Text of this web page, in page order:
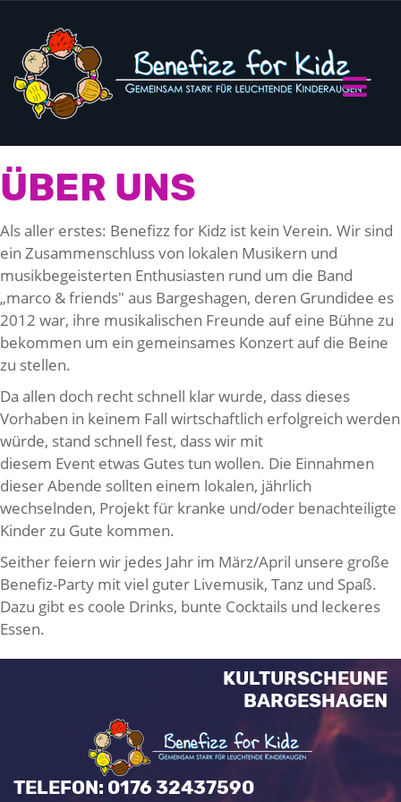
ÜBER UNS
Als aller erstes: Benefizz for Kidz ist kein Verein. Wir sind
ein Zusammenschluss von lokalen Musikern und
musikbegeisterten Enthusiasten rund um die Band
„marco & friends" aus Bargeshagen, deren Grundidee es
2012 war, ihre musikalischen Freunde auf eine Bühne zu
bekommen um ein gemeinsames Konzert auf die Beine
zu stellen.
Da allen doch recht schnell klar wurde, dass dieses
Vorhaben in keinem Fall wirtschaftlich erfolgreich werden
würde, stand schnell fest, dass wir mit
diesem Event etwas Gutes tun wollen. Die Einnahmen
dieser Abende sollten einem lokalen, jährlich
wechselnden, Projekt für kranke und/oder benachteiligte
Kinder zu Gute kommen.
Seither feiern wir jedes Jahr im März/April unsere große
Benefiz-Party mit viel guter Livemusik, Tanz und Spaß.
Dazu gibt es coole Drinks, bunte Cocktails und leckeres
Essen.
KULTURSCHEUNE
BARGESHAGEN
TELEFON: 0176 32437590